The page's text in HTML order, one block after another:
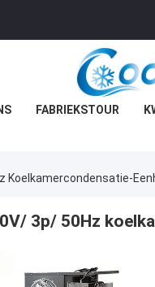
FABRIEKSTOUR
Koelkamercondensatie-
3p/ 50Hz